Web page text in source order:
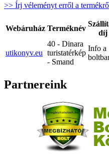
>> Írj véleményt erről a
Webáruház Terméknév
díj
utikonyv.eu
40 - Dinara
turistatérkép
- Smand
Info a
Partnereink